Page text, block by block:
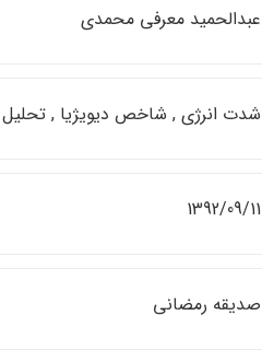
عبدالحميد معرفي محمدي
شدت انرژي , شاخص ديويژيا ,
1392/09/11
صديقه رمضاني